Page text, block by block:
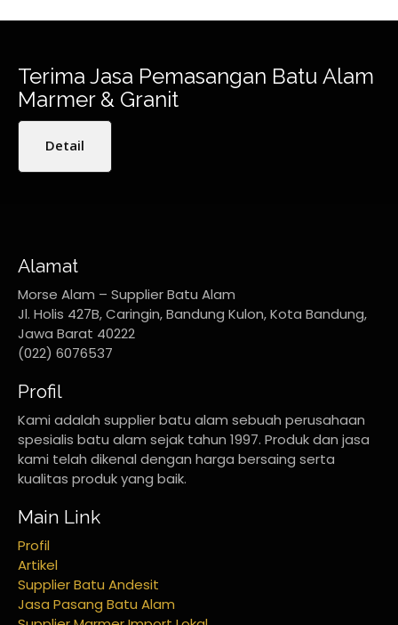
Terima Jasa Pemasangan Batu Alam
Marmer & Granit
Detail
Alamat
Morse Alam – Supplier Batu Alam
Jl. Holis 427B, Caringin, Bandung Kulon, Kota Bandung,
Jawa Barat 40222
(022) 6076537
Profil
Kami adalah supplier batu alam sebuah perusahaan
spesialis batu alam sejak tahun 1997. Produk dan jasa
kami telah dikenal dengan harga bersaing serta
kualitas produk yang baik.
Main Link
Profil
Artikel
Supplier Batu Andesit
Jasa Pasang Batu Alam